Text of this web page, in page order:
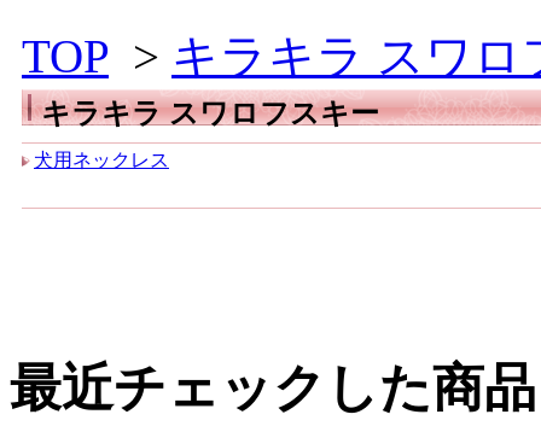
TOP > キラキラ スワロ
キラキラ スワロフスキー
犬用ネックレス
最近チェックした商品